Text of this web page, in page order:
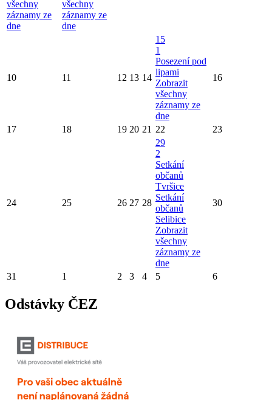
všechny
záznamy ze
dne
všechny
záznamy ze
dne
10 11 12 13 14
15
1
Posezení pod
lipami
Zobrazit
všechny
záznamy ze
dne
16
17 18 19 20 21 22 23
24 25 26 27 28
29
2
Setkání
občanů
Tvršice
Setkání
občanů
Selibice
Zobrazit
všechny
záznamy ze
dne
30
31 1 2 3 4 5 6
Odstávky ČEZ